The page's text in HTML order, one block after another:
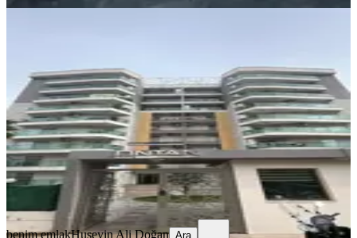
Akhisar, Hürriyet Mahallesi
4+1·165 m²·3. Kat·05.08.2026
40.000 ₺
benim emlak Huseyin Ali Doğan
Ara
benim emlakHuseyin Ali Doğan Ara